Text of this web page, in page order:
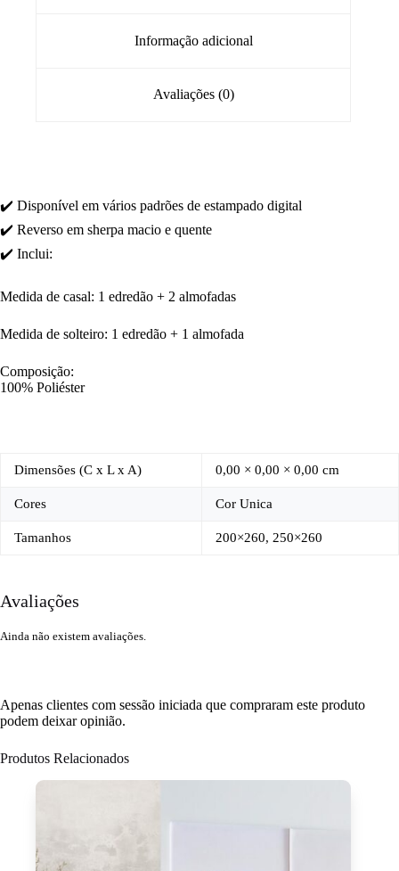
Informação adicional
Avaliações (0)
✔️ Disponível em vários padrões de estampado digital
✔️ Reverso em sherpa macio e quente
✔️ Inclui:
Medida de casal: 1 edredão + 2 almofadas
Medida de solteiro: 1 edredão + 1 almofada
Composição:
100% Poliéster
Dimensões (C x L x A) 0,00 × 0,00 × 0,00 cm
Cores Cor Unica
Tamanhos 200×260, 250×260
Avaliações
Ainda não existem avaliações.
Apenas clientes com sessão iniciada que compraram este produto
podem deixar opinião.
Produtos Relacionados